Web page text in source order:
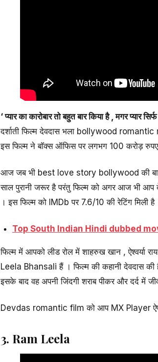
‘ प्यार का कारोबार तो बहुत बार क‍िया है , मगर प्यार
दर्शाती फिल्म देवदास भला bollywood
इस फिल्म ने बॉक्स ऑफिस पर लगभग 100 करोड़
आज जब भी best love story bollywood की बात
साल पुरानी जरूर है परंतु फिल्म को अगर आज भी
। इस फिल्म को IMDb पर 7.6/10 की रेटिंग मिली है
Top South Indian Hindi dubbed
फिल्म में आपको लीड रोल में शाहरुख खान , ऐश्वर्या
Leela Bhansali हैं । फिल्म की कहानी देवदास की
इसके बाद वह अपनी जिंदगी शराब पीकर और दर्द में
Devdas romantic film को आप MX Player
3. Ram Leela